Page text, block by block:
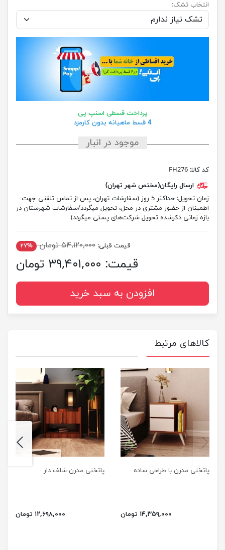
انتخاب تشک:
پرداخت قسطی اسنپ پی
4 قسط ماهیانه بدون کارمزد
موجود در انبار
کد کالا: FH276
ارسال رایگان(مختص شهر تهران)
زمان تحویل:
حداکثر 5 روز (سفارشات تهران، پس از تماس تلفنی جهت
اطمینان از حضور مشتری در محل، تحویل میگردد/سفارشات شهرستان در
بازه زمانی ذکرشده تحویل شرکت‌های پستی میگردد)
قیمت قبلی: ۵۴,۱۲۰,۰۰۰ تومان ۲۷%
قیمت: ۳۹,۴۰۱,۰۰۰ تومان
افزودن به سبد خرید
کالاهای مرتبط
پاتختی مدرن با طراحی ساده
۱۴,۳۵۹,۰۰۰ تومان
پاتختی مدرن شلف دار
۱۲,۶۹۸,۰۰۰ تومان
previus